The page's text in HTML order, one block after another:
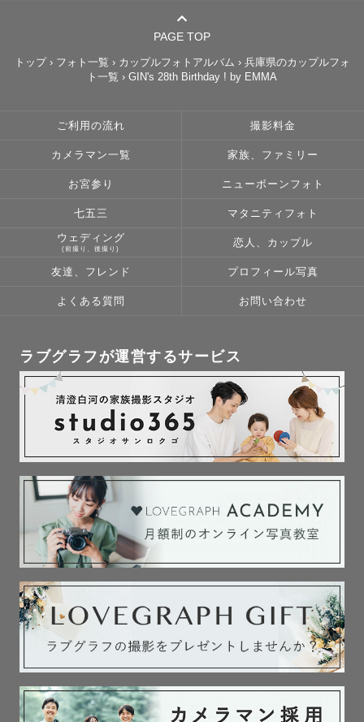
PAGE TOP
トップ› フォト一覧 › カップルフォトアルバム › 兵庫県のカップルフォ
ト一覧 › GIN's 28th Birthday ! by EMMA
ご利用の流れ 撮影料金
カメラマン一覧 家族、ファミリー
お宮参り ニューボーンフォト
七五三 マタニティフォト
ウェディング
(前撮り、後撮り)
恋人、カップル
友達、フレンド プロフィール写真
よくある質問 お問い合わせ
ラブグラフが運営するサービス